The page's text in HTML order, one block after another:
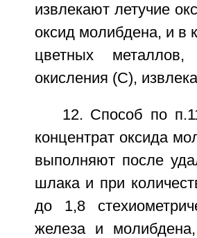
извлекают летучие
оксид молибдена, и в
цветных
окисления (С),
12. Способ по
концентрат оксида
выполняют после
шлака и при
до 1,8
железа и